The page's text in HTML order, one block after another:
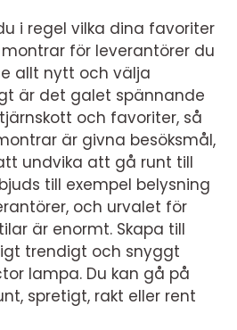
i regel vilka dina favoriter
för leverantörer du
allt nytt och välja
är det galet spännande
och favoriter, så
är givna besöksmål,
undvika att gå runt till
till exempel belysning
och urvalet för
är enormt. Skapa till
trendigt och snyggt
lampa. Du kan gå på
spretigt, rakt eller rent